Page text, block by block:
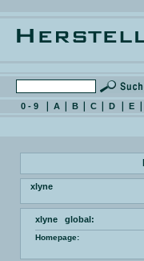
0 - 9 A B C D E
xlyne
xlyne global:
Homepage: